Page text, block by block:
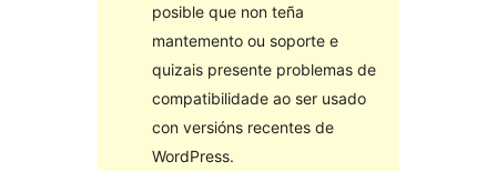
posible que non teña
mantemento ou soporte e
quizais presente problemas de
compatibilidade ao ser usado
con versións recentes de
WordPress.